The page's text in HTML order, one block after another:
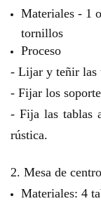
Materiales - 1
tornillos
Proceso
- Lijar y teñir las
- Fijar los
- Fija las tablas
rústica.
2. Mesa de
Materiales: 4